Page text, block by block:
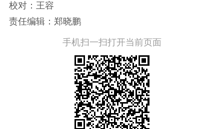
校对：王容
责任编辑：郑晓鹏
手机扫一扫打开当前页面